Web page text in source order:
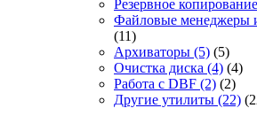
Резервное копирование
Файловые менеджеры
(11)
Архиваторы (5) (5)
Очистка диска (4) (4)
Работа с DBF (2) (2)
Другие утилиты (22)